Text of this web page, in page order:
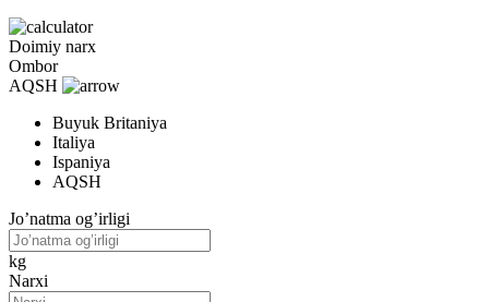
Doimiy narx
Ombor
AQSH
Buyuk Britaniya
Italiya
Ispaniya
AQSH
Jo’natma og’irligi
kg
Narxi